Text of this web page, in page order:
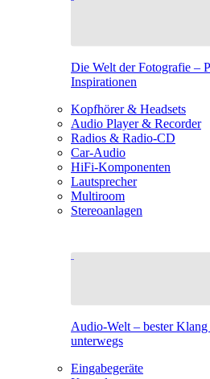
Die Welt der Fotografie –
Inspirationen
Kopfhörer & Headsets
Audio Player & Recorder
Radios & Radio-CD
Car-Audio
HiFi-Komponenten
Lautsprecher
Multiroom
Stereoanlagen
Audio-Welt – bester Klang
unterwegs
Eingabegeräte